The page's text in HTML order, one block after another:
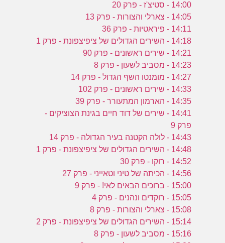
14:00 - סטיצ'ז - פרק 20
14:05 - צארלי והצורות - פרק 13
14:11 - פיראטיות - פרק 36
14:18 - השירים הגדולים של ציפיצפונת - פרק 1
14:21 - שירים ראשונים - פרק 90
14:23 - מסביב לשעון - פרק 8
14:27 - מומנטו השף הגדול - פרק 14
14:33 - שירים ראשונים - פרק 102
14:35 - הארמון המתעורר - פרק 39
14:41 - שירים של דוד חיים בגינת הצוציקים -
פרק 9
14:43 - לולה הקטנה בעיר הגדולה - פרק 14
14:48 - השירים הגדולים של ציפיצפונת - פרק 1
14:52 - רוקו - פרק 30
14:56 - הכיתה של טיני וטאייני - פרק 27
15:00 - ברוכים הבאים לאי! - פרק 9
15:05 - רוקדים ונהנים - פרק 4
15:08 - צארלי והצורות - פרק 8
15:14 - השירים הגדולים של ציפיצפונת - פרק 2
15:16 - מסביב לשעון - פרק 8